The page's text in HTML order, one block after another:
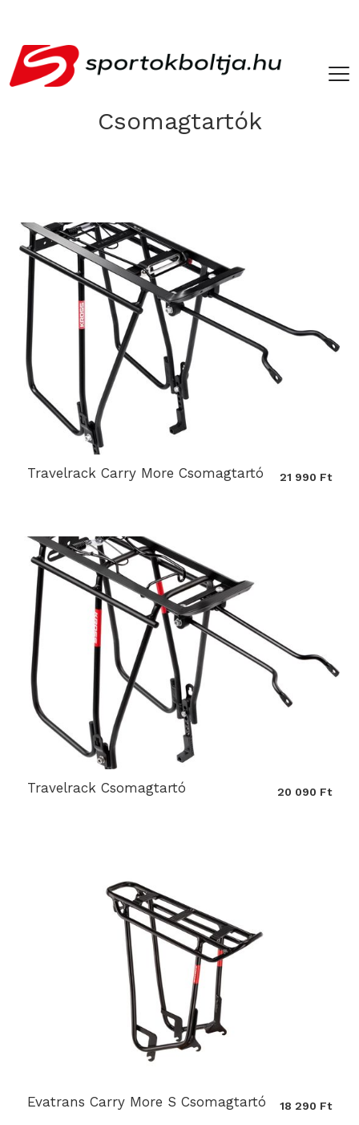
Csomagtartók
Travelrack Carry More Csomagtartó 21 990 Ft
Travelrack Csomagtartó 20 090 Ft
Evatrans Carry More S Csomagtartó 18 290 Ft